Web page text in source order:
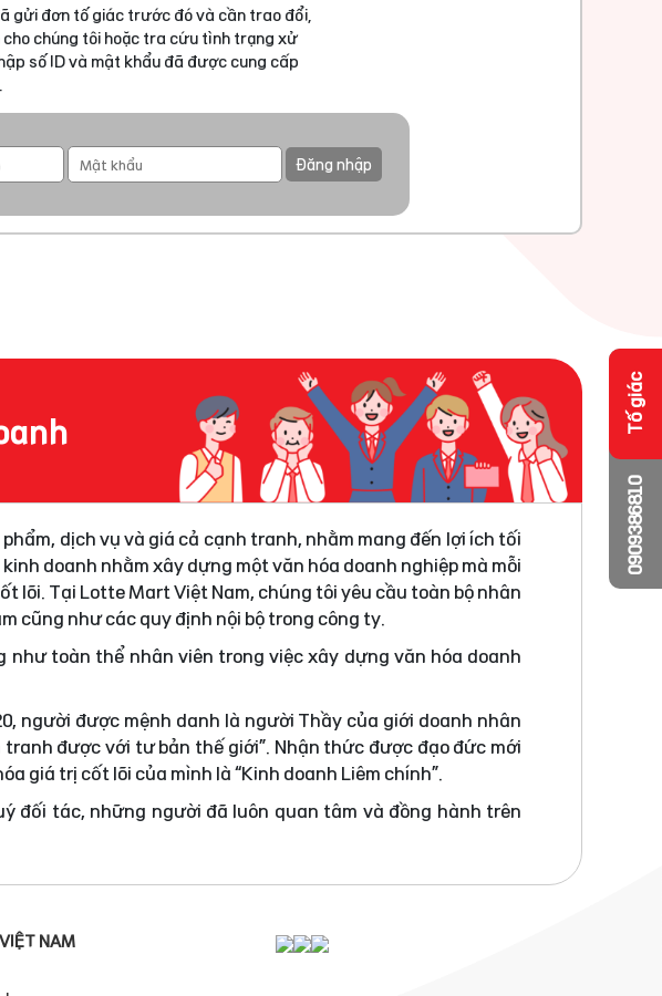
gửi đơn tố giác trước đó và cần trao đổi,
chúng tôi hoặc tra cứu tình trạng xử
số ID và mật khẩu đã được cung cấp
Đăng nhập
dịch vụ và giá cả cạnh tranh, nhằm mang đến lợi ích tối
doanh nhằm xây dựng một văn hóa doanh nghiệp mà mỗi
lõi. Tại Lotte Mart Việt Nam, chúng tôi yêu cầu toàn bộ nhân
cũng như các quy định nội bộ trong công ty.
như toàn thể nhân viên trong việc xây dựng văn hóa doanh
người được mệnh danh là người Thầy của giới doanh nhân
được với tư bản thế giới”. Nhận thức được đạo đức mới
giá trị cốt lõi của mình là “Kinh doanh Liêm chính”.
đối tác, những người đã luôn quan tâm và đồng hành trên
NAM
0909386810
Tố giác